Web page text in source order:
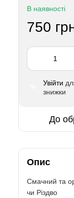
В наявності
750
Увійти
знижки
До
Опис
Смачний та
чи Різдво